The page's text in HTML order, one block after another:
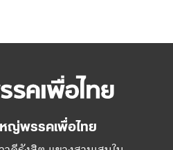
ญ่พรรคเพื่อไทย